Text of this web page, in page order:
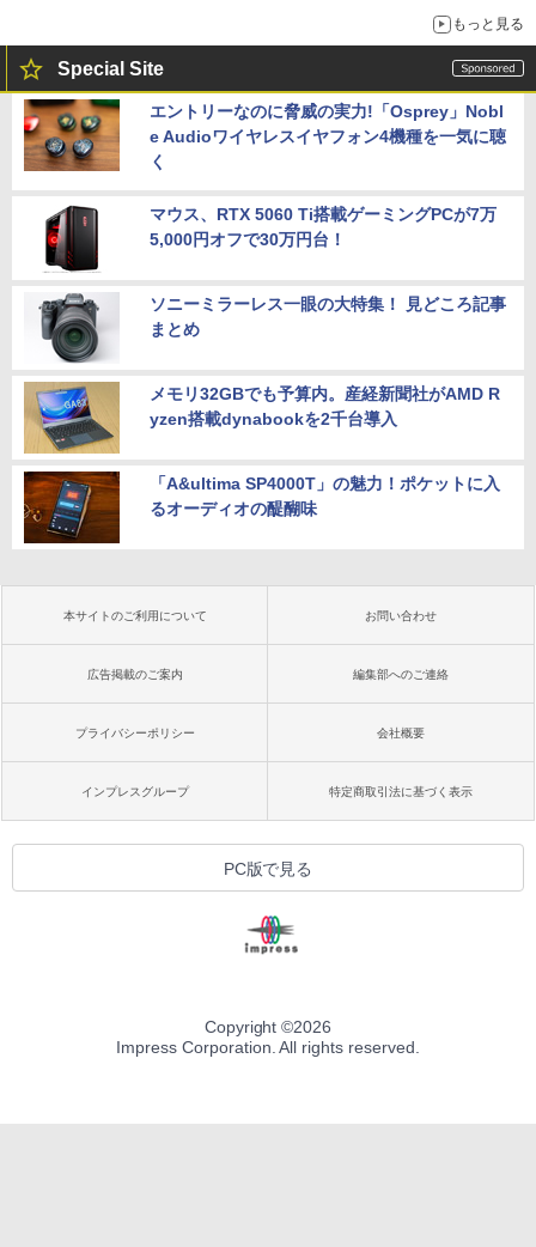
もっと見る
Special Site
エントリーなのに脅威の実力!「Osprey」Nobl
e Audioワイヤレスイヤフォン4機種を一気に聴
く
マウス、RTX 5060 Ti搭載ゲーミングPCが7万
5,000円オフで30万円台！
ソニーミラーレス一眼の大特集！ 見どころ記事
まとめ
メモリ32GBでも予算内。産経新聞社がAMD R
yzen搭載dynabookを2千台導入
「A&ultima SP4000T」の魅力！ポケットに入
るオーディオの醍醐味
本サイトのご利用について お問い合わせ
広告掲載のご案内 編集部へのご連絡
プライバシーポリシー 会社概要
インプレスグループ 特定商取引法に基づく表示
PC版で見る
Copyright ©2026
Impress Corporation. All rights reserved.